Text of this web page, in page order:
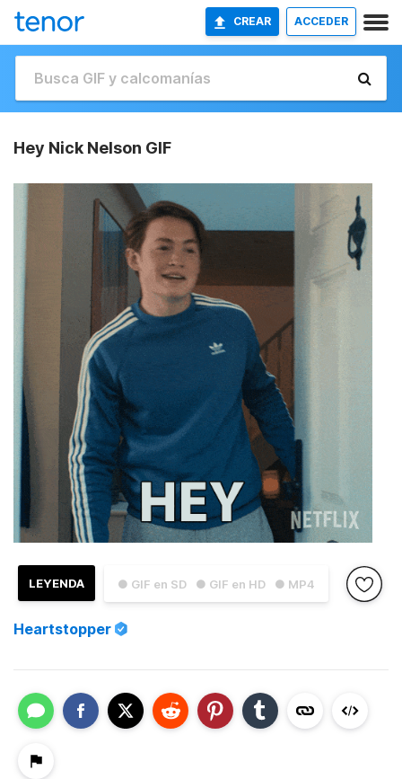
CREAR ACCEDER
Hey Nick Nelson GIF
● GIF en SD ● GIF en HD ● MP4
LEYENDA
Heartstopper